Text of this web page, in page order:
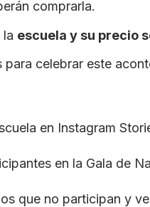
comprarla.
la escuela y su precio
celebrar este
en Instagram
en la Gala de
que no participan y